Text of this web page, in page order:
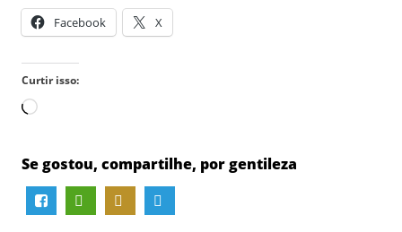
Facebook X
Curtir isso:
Carregando...
Se gostou, compartilhe, por gentileza